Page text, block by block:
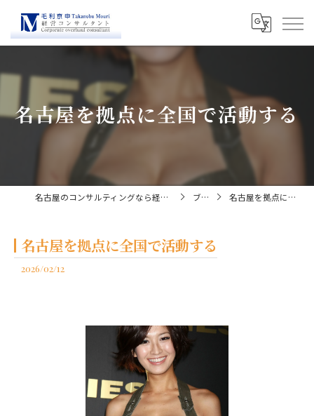
名古屋を拠点に全国で活動する
名古屋のコンサルティングなら経営コンサルタント毛利京申 ブログ 名古屋を拠点に全国で活動する
名古屋を拠点に全国で活動する
2026/02/12